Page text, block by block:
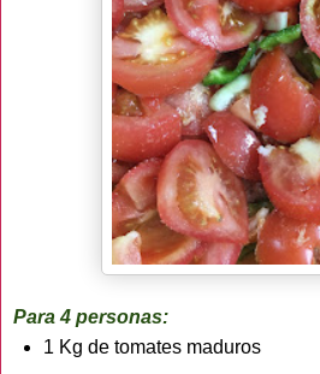
Para 4 personas:
1 Kg de tomates maduros